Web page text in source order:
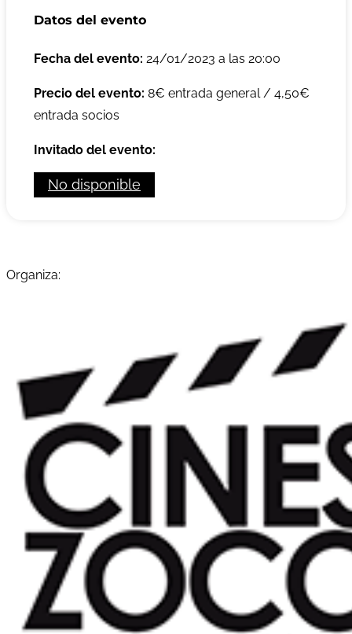
Datos del evento
Fecha del evento: 24/01/2023 a las 20:00
Precio del evento: 8€ entrada general / 4,50€
entrada socios
Invitado del evento:
No disponible
Organiza: